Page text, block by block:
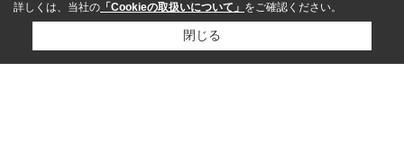
詳しくは、当社の 「Cookieの取扱いについて」 をご確認ください。
閉じる